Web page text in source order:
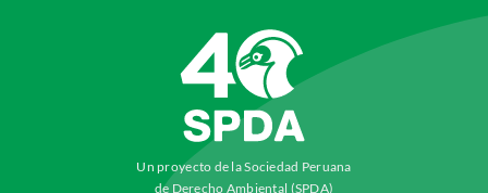
Un proyecto de la Sociedad Peruana
de Derecho Ambiental (SPDA)